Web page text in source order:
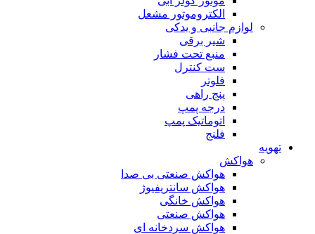
الکتروموتور مشعل
لوازم جانبی و یدکی
شیر برقی
منبع تحت فشار
ست کنترل
فلوتر
پنج راهی
درجه پمپ
اتوماتیک پمپ
فلنج
تهویه
هواکش
هواکش صنعتی بی صدا
هواکش سانتریفیوژ
هواکش خانگی
هواکش صنعتی
هواکش سردخانه ای